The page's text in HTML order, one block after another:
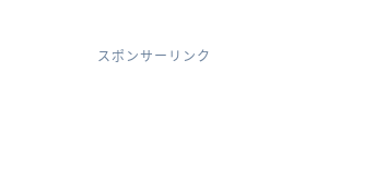
スポンサーリンク